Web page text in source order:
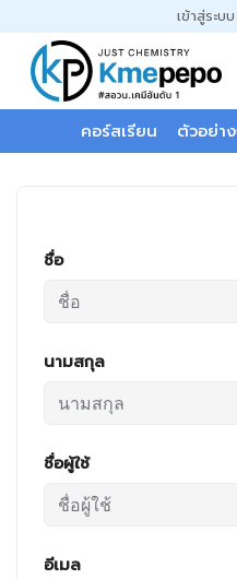
ไป
เนื้อหา
เข้าสู่ระบ
คอร์สเรียน ตัวอย่า
ชื่อ
นามสกุล
ชื่อผู้ใช้
อีเมล